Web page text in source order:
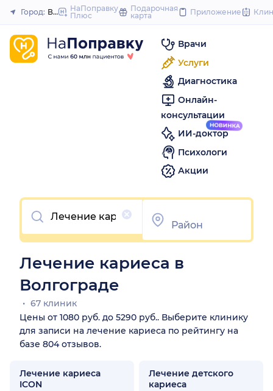
to
Закрыть
Город: ВолгоградНаПоправку
Плюс
Подарочная
карта
Приложение
Врачи
Услуги
Диагностика
Онлайн-
консультации
ИИ-доктор
Психологи
Акции
Очистить
Лечение кариеса в
Волгограде
67 клиник
Цены от 1080 руб. до 5290 руб.. Выберите клинику
для записи на лечение кариеса по рейтингу на
базе 804 отзывов.
Лечение кариеса
ICON
Лечение детского
кариеса